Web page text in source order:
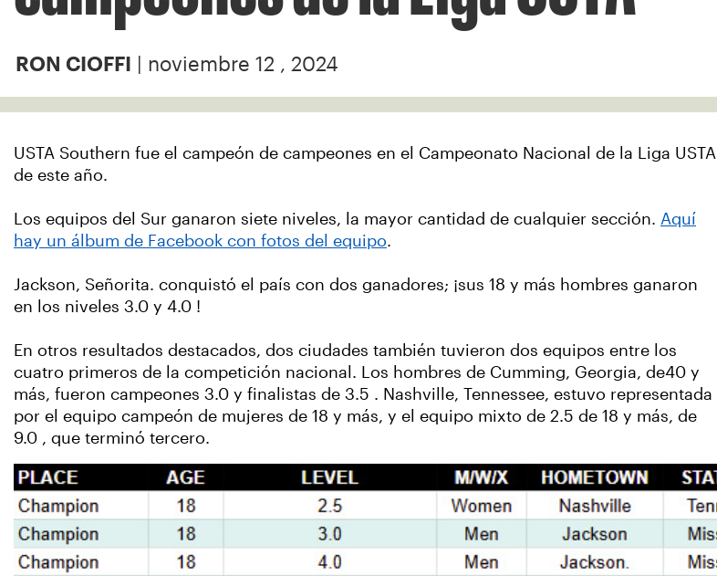
RON CIOFFI | noviembre 12 , 2024
USTA Southern fue el campeón de campeones en el Campeonato Nacional de la Liga USTA
de este año.
Los equipos del Sur ganaron siete niveles, la mayor cantidad de cualquier sección. Aquí
hay un álbum de Facebook con fotos del equipo.
Jackson, Señorita. conquistó el país con dos ganadores; ¡sus 18 y más hombres ganaron
en los niveles 3.0 y 4.0 !
En otros resultados destacados, dos ciudades también tuvieron dos equipos entre los
cuatro primeros de la competición nacional. Los hombres de Cumming, Georgia, de40 y
más, fueron campeones 3.0 y finalistas de 3.5 . Nashville, Tennessee, estuvo representada
por el equipo campeón de mujeres de 18 y más, y el equipo mixto de 2.5 de 18 y más, de
9.0 , que terminó tercero.